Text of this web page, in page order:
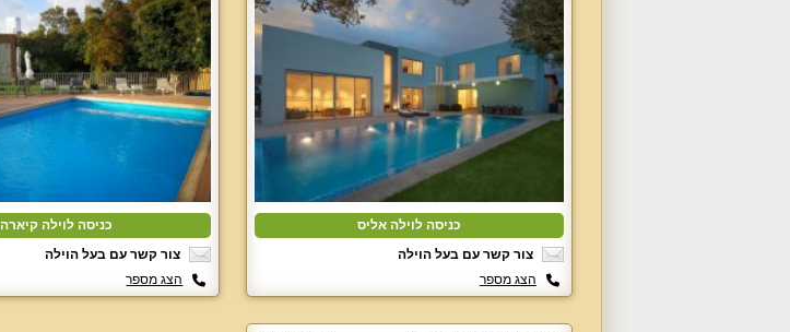
כניסה לוילה אליס
צור קשר עם בעל הוילה
הצג מספר
כניסה לוילה קיארה
צור קשר עם בעל הוילה
הצג מספר